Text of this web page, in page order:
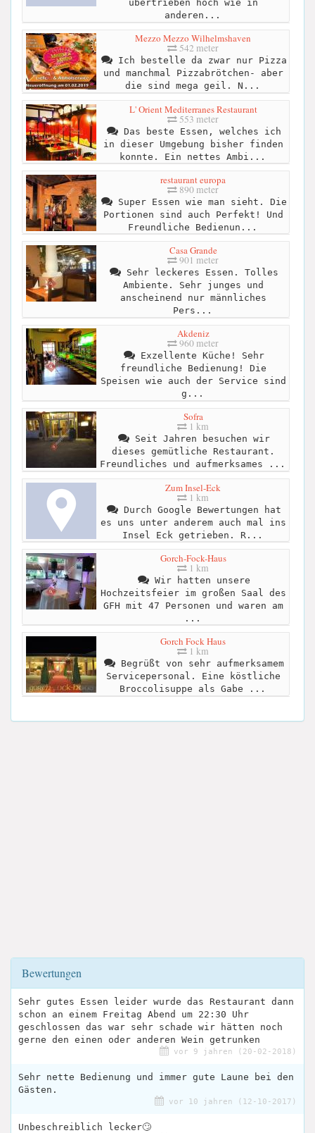
übertrieben hoch wie in
anderen...
Mezzo Mezzo Wilhelmshaven
542 meter
Ich bestelle da zwar nur Pizza
und manchmal Pizzabrötchen- aber
die sind mega geil. N...
L' Orient Mediterranes Restaurant
553 meter
Das beste Essen, welches ich
in dieser Umgebung bisher finden
konnte. Ein nettes Ambi...
restaurant europa
890 meter
Super Essen wie man sieht. Die
Portionen sind auch Perfekt! Und
Freundliche Bedienun...
Casa Grande
901 meter
Sehr leckeres Essen. Tolles
Ambiente. Sehr junges und
anscheinend nur männliches
Pers...
Akdeniz
960 meter
Exzellente Küche! Sehr
freundliche Bedienung! Die
Speisen wie auch der Service sind
g...
Sofra
1 km
Seit Jahren besuchen wir
dieses gemütliche Restaurant.
Freundliches und aufmerksames ...
Zum Insel-Eck
1 km
Durch Google Bewertungen hat
es uns unter anderem auch mal ins
Insel Eck getrieben. R...
Gorch-Fock-Haus
1 km
Wir hatten unsere
Hochzeitsfeier im großen Saal des
GFH mit 47 Personen und waren am
...
Gorch Fock Haus
1 km
Begrüßt von sehr aufmerksamem
Servicepersonal. Eine köstliche
Broccolisuppe als Gabe ...
Bewertungen
Sehr gutes Essen leider wurde das Restaurant dann
schon an einem Freitag Abend um 22:30 Uhr
geschlossen das war sehr schade wir hätten noch
gerne den einen oder anderen Wein getrunken
vor 9 jahren (20-02-2018)
Sehr nette Bedienung und immer gute Laune bei den
Gästen.
vor 10 jahren (12-10-2017)
Unbeschreiblich lecker🙄